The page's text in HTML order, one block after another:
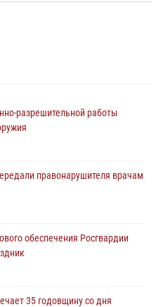
разрешительной работы
правонарушителя врачам
обеспечения Росгвардии
35 годовщину со дня